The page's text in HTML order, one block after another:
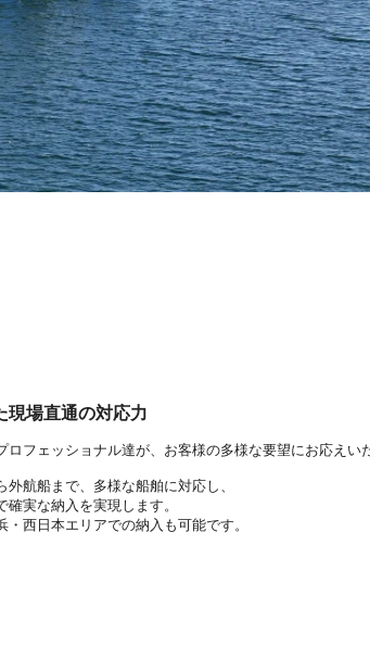
現場直通の対応力
フェッショナル達が、お客様の多様な要望にお応えい
航船まで、多様な船舶に対応し、
実な納入を実現します。
西日本エリアでの納入も可能です。